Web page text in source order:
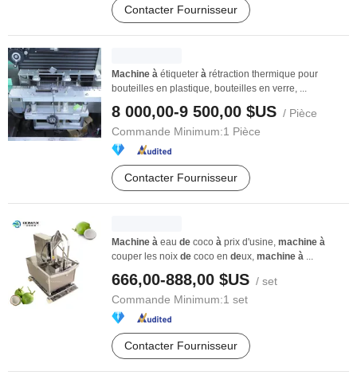
Contacter Fournisseur
Machine à étiqueter à rétraction thermique pour
bouteilles en plastique, bouteilles en verre, ...
8 000,00-9 500,00 $US / Pièce
Commande Minimum:1 Pièce
Contacter Fournisseur
Machine à eau de coco à prix d'usine, machine à
couper les noix de coco en deux, machine à ...
666,00-888,00 $US / set
Commande Minimum:1 set
Contacter Fournisseur